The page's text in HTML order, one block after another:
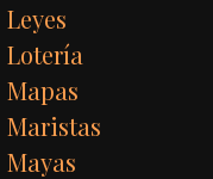
Leyes
Lotería
Mapas
Maristas
Mayas